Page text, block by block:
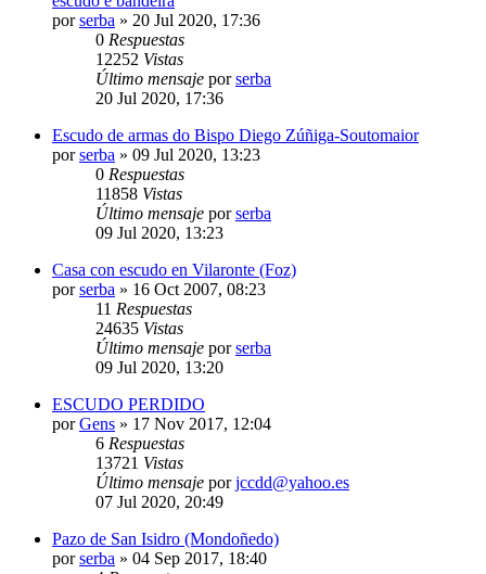
porserba » 20 Jul 2020, 17:36
0 Respuestas
12252 Vistas
Último mensaje porserba
20 Jul 2020, 17:36
Escudo de armas do Bispo Diego Zúñiga-Soutomaior
porserba » 09 Jul 2020, 13:23
0 Respuestas
11858 Vistas
Último mensaje porserba
09 Jul 2020, 13:23
Casa con escudo en Vilaronte (Foz)
porserba » 16 Oct 2007, 08:23
11 Respuestas
24635 Vistas
Último mensaje porserba
09 Jul 2020, 13:20
ESCUDO PERDIDO
porGens » 17 Nov 2017, 12:04
6 Respuestas
13721 Vistas
Último mensaje porjccdd@yahoo.es
07 Jul 2020, 20:49
Pazo de San Isidro (Mondoñedo)
porserba » 04 Sep 2017, 18:40